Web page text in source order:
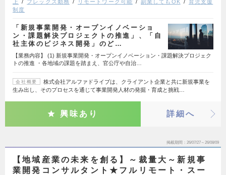
上
フレックス勤務 リモートワーク可能 副業してもOK
育児支援
制度
「新規事業開発・オープンイノベーショ
ン・課題解決プロジェクトの推進」、「自
社主体のビジネス開発」のど…
【業務内容】 (1) 新規事業開発・オープンイノベーション・課題解決プロジェク
トの推進 ・各地域の課題を踏まえ、官公庁や自治…
会社概要
株式会社アルファドライブは、クライアント企業と共に新規事業を
生み出し、そのプロセスを通じて事業開発人材の発掘・育成と挑戦…
興味あり 詳細へ
掲載期間 26/07/27～26/08/09
【地域産業の未来を創る】～裁量大～新規事
業開発コンサルタント★フルリモート・スー